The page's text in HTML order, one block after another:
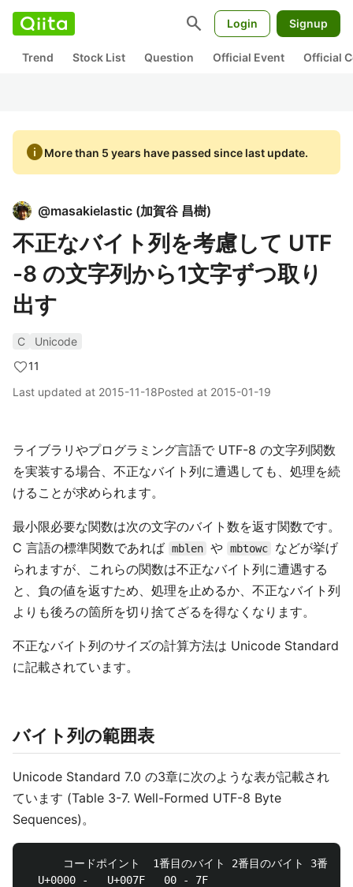
search Login Signup
Trend Stock List Question Official Event Official
infoMore than 5 years have passed since last update.
@masakielastic (加賀谷 昌樹)
不正なバイト列を考慮して UTF
-8 の文字列から1文字ずつ取り
出す
C
Unicode
11
Last updated at 2015-11-18Posted at 2015-01-19
ライブラリやプログラミング言語で UTF-8 の文字列関数
を実装する場合、不正なバイト列に遭遇しても、処理を続
けることが求められます。
最小限必要な関数は次の文字のバイト数を返す関数です。
C 言語の標準関数であれば mblen や mbtowc
などが挙げ
られますが、これらの関数は不正なバイト列に遭遇する
と、負の値を返すため、処理を止めるか、不正なバイト列
よりも後ろの箇所を切り捨てざるを得なくなります。
不正なバイト列のサイズの計算方法は Unicode Standard
に記載されています。
バイト列の範囲表
Unicode Standard 7.0 の3章に次のような表が記載され
ています (Table 3-7. Well-Formed UTF-8 Byte
Sequences)。
コードポイント  1番目のバイト 2番目のバイト 3番目の
  U+0000 -   U+007F   00 - 7F